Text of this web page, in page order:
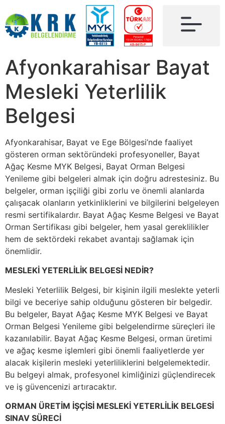
Afyonkarahisar Bayat
Mesleki Yeterlilik
Belgesi
Afyonkarahisar, Bayat ve Ege Bölgesi’nde faaliyet
gösteren orman sektöründeki profesyoneller, Bayat
Ağaç Kesme MYK Belgesi, Bayat Orman Belgesi
Yenileme gibi belgeleri almak için doğru adrestesiniz. Bu
belgeler, orman işçiliği gibi zorlu ve önemli alanlarda
çalışacak olanların yetkinliklerini ve bilgilerini belgeleyen
resmi sertifikalardır. Bayat Ağaç Kesme Belgesi ve Bayat
Orman Sertifikası gibi belgeler, hem yasal gereklilikler
hem de sektördeki rekabet avantajı sağlamak için
önemlidir.
MESLEKİ YETERLİLİK BELGESİ NEDİR?
Mesleki Yeterlilik Belgesi, bir kişinin ilgili meslekte yeterli
bilgi ve beceriye sahip olduğunu gösteren bir belgedir.
Bu belgeler, Bayat Ağaç Kesme MYK Belgesi ve Bayat
Orman Belgesi Yenileme gibi belgelendirme süreçleri ile
kazanılabilir. Bayat Ağaç Kesme Belgesi, orman üretimi
ve ağaç kesme işlemleri gibi önemli faaliyetlerde yer
alacak kişilerin mesleki yeterliliklerini belgelemektedir.
Bu belgeyi almak, profesyonel kimliğinizi güçlendirecek
ve iş güvencenizi artıracaktır.
ORMAN ÜRETİM İŞÇİSİ MESLEKİ YETERLİLİK BELGESİ
SINAV SÜRECİ